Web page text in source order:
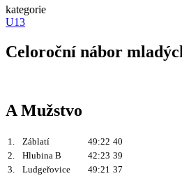
kategorie
U13
Celoroční nábor
A Mužstvo
1. Záblatí 49:22 40
2.
Hlubina B 42:23 39
3.
Ludgeřovice 49:21 37